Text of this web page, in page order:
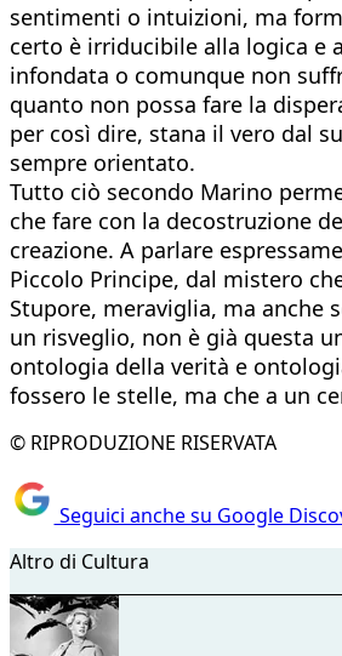
sentimenti o intuizioni, ma
certo è irriducibile alla logica e
infondata o comunque non
quanto non possa fare la
per così dire, stana il vero dal
sempre orientato.
Tutto ciò secondo Marino
che fare con la decostruzione
creazione. A parlare
Piccolo Principe, dal mistero
Stupore, meraviglia, ma anche
un risveglio, non è già questa
ontologia della verità e
fossero le stelle, ma che a un
© RIPRODUZIONE RISERVATA
Seguici anche su Google
Altro di Cultura